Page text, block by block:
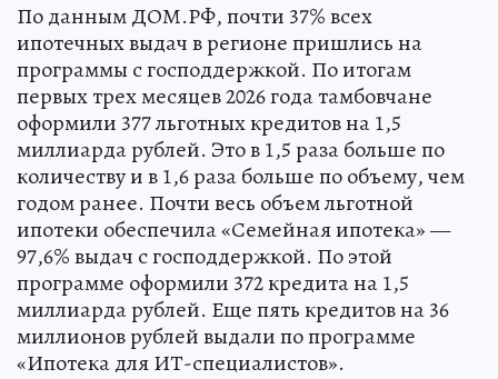
По данным ДОМ.РФ, почти 37% всех
ипотечных выдач в регионе пришлись на
программы с господдержкой. По итогам
первых трех месяцев 2026 года тамбовчане
оформили 377 льготных кредитов на 1,5
миллиарда рублей. Это в 1,5 раза больше по
количеству и в 1,6 раза больше по объему, чем
годом ранее. Почти весь объем льготной
ипотеки обеспечила «Семейная ипотека» —
97,6% выдач с господдержкой. По этой
программе оформили 372 кредита на 1,5
миллиарда рублей. Еще пять кредитов на 36
миллионов рублей выдали по программе
«Ипотека для ИТ-специалистов».